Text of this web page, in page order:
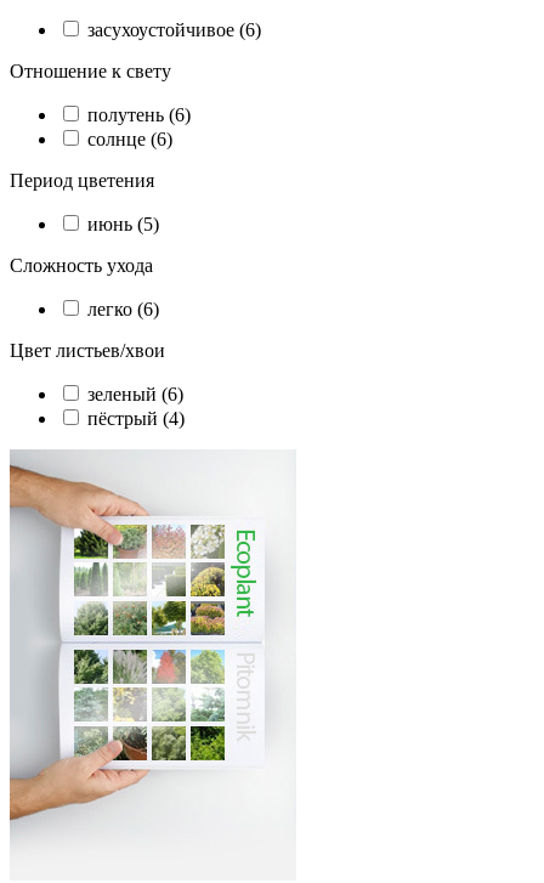
засухоустойчивое (6)
Отношение к свету
полутень (6)
солнце (6)
Период цветения
июнь (5)
Сложность ухода
легко (6)
Цвет листьев/хвои
зеленый (6)
пёстрый (4)